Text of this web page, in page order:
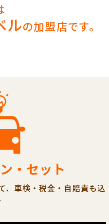
ルの加盟店です。
・セット
、車検・税金・自賠責も込